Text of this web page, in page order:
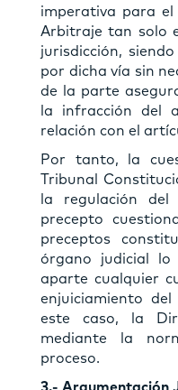
imperativa para el
Arbitraje tan solo
jurisdicción,
por dicha vía sin
de la parte
la infracción del
relación con el
Por tanto, la
Tribunal
la regulación
precepto
preceptos
órgano judicial lo
aparte cualquier
enjuiciamiento
este caso, la
mediante la
proceso.
3.- Argumentación